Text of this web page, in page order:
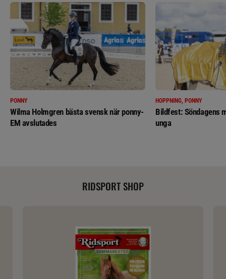
PONNY
Wilma Holmgren bästa svensk när ponny-
EM avslutades
HOPPNING, PONNY
Bildfest: Söndagens
unga
RIDSPORT SHOP